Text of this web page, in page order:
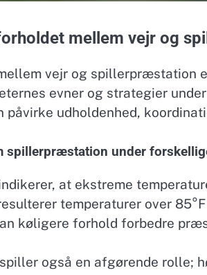
mellem vejr og
vejr og spillerpræstation
evner og strategier
påvirke udholdenhed,
spillerpræstation under
at ekstreme
temperaturer over
køligere forhold forbedre
også en afgørende rolle;